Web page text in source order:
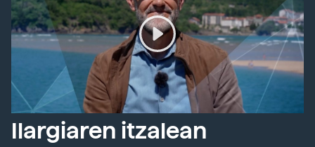
Ilargiaren itzalean